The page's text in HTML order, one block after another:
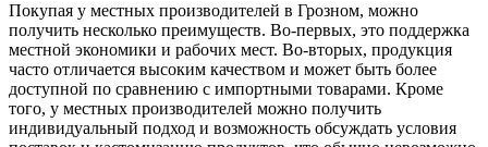
Покупая у местных производителей в Грозном, можно
получить несколько преимуществ. Во-первых, это поддержка
местной экономики и рабочих мест. Во-вторых, продукция
часто отличается высоким качеством и может быть более
доступной по сравнению с импортными товарами. Кроме
того, у местных производителей можно получить
индивидуальный подход и возможность обсуждать условия